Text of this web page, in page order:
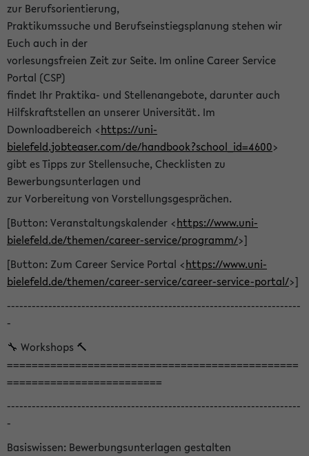
zur Berufsorientierung,
Praktikumssuche und Berufseinstiegsplanung stehen wir
Euch auch in der
vorlesungsfreien Zeit zur Seite. Im online Career Service
Portal (CSP)
findet Ihr Praktika- und Stellenangebote, darunter auch
Hilfskraftstellen an unserer Universität. Im
Downloadbereich <https://uni-
bielefeld.jobteaser.com/de/handbook?school_id=4600>
gibt es Tipps zur Stellensuche, Checklisten zu
Bewerbungsunterlagen und
zur Vorbereitung von Vorstellungsgesprächen.
[Button: Veranstaltungskalender <https://www.uni-
bielefeld.de/themen/career-service/programm/>]
[Button: Zum Career Service Portal <https://www.uni-
bielefeld.de/themen/career-service/career-service-portal/>]
-----------------------------------------------------------------------
-
🔧 Workshops 🔨
===============================================
=========================
-----------------------------------------------------------------------
-
Basiswissen: Bewerbungsunterlagen gestalten